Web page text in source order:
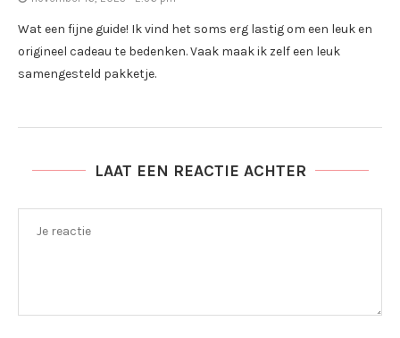
Wat een fijne guide! Ik vind het soms erg lastig om een leuk en
origineel cadeau te bedenken. Vaak maak ik zelf een leuk
samengesteld pakketje.
LAAT EEN REACTIE ACHTER